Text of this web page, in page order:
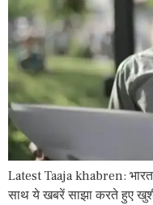
Latest Taaja khabren:
साथ ये खबरें साझा करते हुए